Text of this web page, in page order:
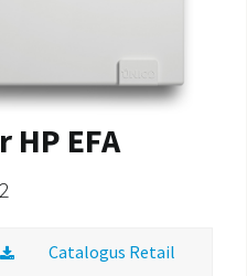
HP EFA
Catalogus Retail